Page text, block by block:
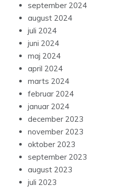
september 2024
august 2024
juli 2024
juni 2024
maj 2024
april 2024
marts 2024
februar 2024
januar 2024
december 2023
november 2023
oktober 2023
september 2023
august 2023
juli 2023